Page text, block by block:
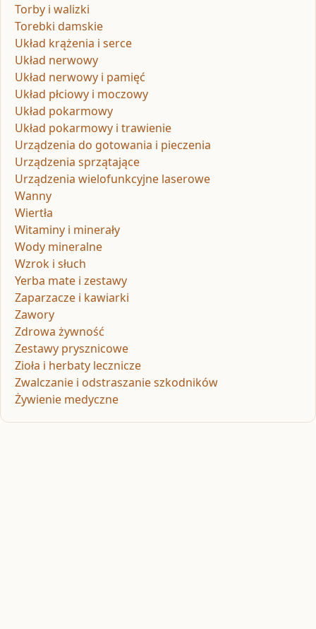
Torby i walizki
Torebki damskie
Układ krążenia i serce
Układ nerwowy
Układ nerwowy i pamięć
Układ płciowy i moczowy
Układ pokarmowy
Układ pokarmowy i trawienie
Urządzenia do gotowania i pieczenia
Urządzenia sprzątające
Urządzenia wielofunkcyjne laserowe
Wanny
Wiertła
Witaminy i minerały
Wody mineralne
Wzrok i słuch
Yerba mate i zestawy
Zaparzacze i kawiarki
Zawory
Zdrowa żywność
Zestawy prysznicowe
Zioła i herbaty lecznicze
Zwalczanie i odstraszanie szkodników
Żywienie medyczne